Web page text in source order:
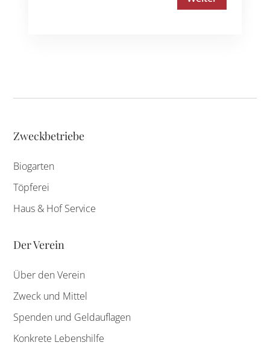
Zweckbetriebe
Biogarten
Töpferei
Haus & Hof Service
Der Verein
Über den Verein
Zweck und Mittel
Spenden und Geldauflagen
Konkrete Lebenshilfe